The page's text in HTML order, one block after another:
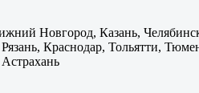
Новгород, Казань,
Краснодар, Тольятти,